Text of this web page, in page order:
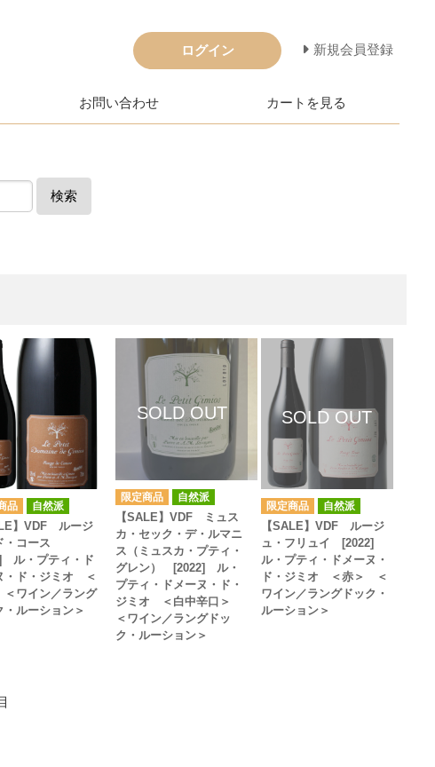
ログイン 新規会員登録
お問い合わせ カートを見る
検索
自然派
】VDF ルージ
・コース
ル・プティ・ド
・ド・ジミオ ＜
ワイン／ラング
・ルーション＞
自然派
【SALE】VDF ミュス
カ・セック・デ・ルマニ
ス（ミュスカ・プティ・
グレン） [2022] ル・
プティ・ドメーヌ・ド・
ジミオ ＜白中辛口＞
＜ワイン／ラングドッ
ク・ルーション＞
自然派
【SALE】VDF ルージ
ュ・フリュイ [2022]
ル・プティ・ドメーヌ・
ド・ジミオ ＜赤＞ ＜
ワイン／ラングドック・
ルーション＞